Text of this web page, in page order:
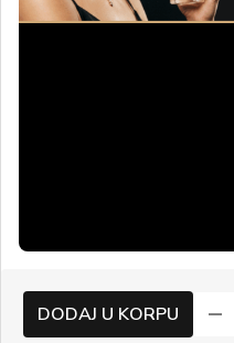
DODAJ U KORPU